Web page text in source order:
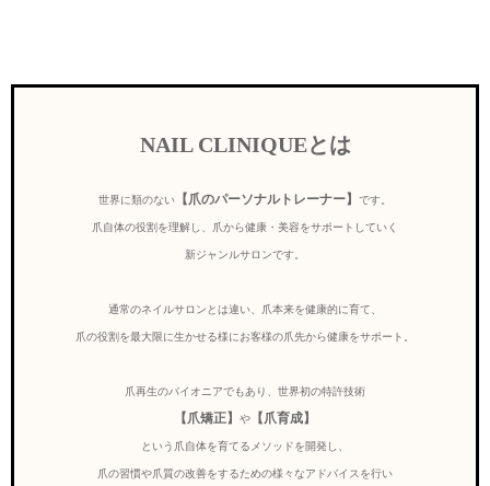
NAIL CLINIQUEとは
世界に類のない 【爪のパーソナルトレーナー】 です。
爪自体の役割を理解し、爪から健康・美容をサポートしていく
新ジャンルサロンです。
通常のネイルサロンとは違い、爪本来を健康的に育て、
爪の役割を最大限に生かせる様にお客様の爪先から健康をサポート。
爪再生のパイオニアでもあり、世界初の特許技術
【爪矯正】 や 【爪育成】
という爪自体を育てるメソッドを開発し、
爪の習慣や爪質の改善をするための様々なアドバイスを行い